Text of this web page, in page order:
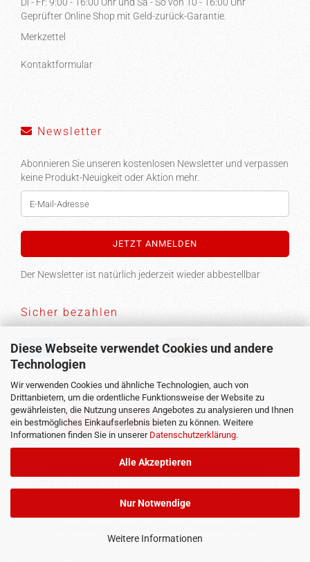
Diese Webseite verwendet Cookies und andere
Technologien
Wir verwenden Cookies und ähnliche Technologien, auch von
Drittanbietern, um die ordentliche Funktionsweise der Website zu
gewährleisten, die Nutzung unseres Angebotes zu analysieren und Ihnen
ein bestmögliches Einkaufserlebnis bieten zu können. Weitere
Informationen finden Sie in unserer Datenschutzerklärung.
Alle Akzeptieren
Nur Notwendige
Weitere Informationen
Geprüfter Online Shop mit Geld-zurück-Garantie.
Merkzettel
Kontaktformular
Newsletter
Abonnieren Sie unseren kostenlosen Newsletter und verpassen
keine Produkt-Neuigkeit oder Aktion mehr.
Der Newsletter ist natürlich jederzeit wieder abbestellbar
Sicher bezahlen
Versand
Vertrag widerrufen
Alle Preise verstehen sich inklusive der gesetzlichen
gekennzeichnet.
Cookie Einstellungen